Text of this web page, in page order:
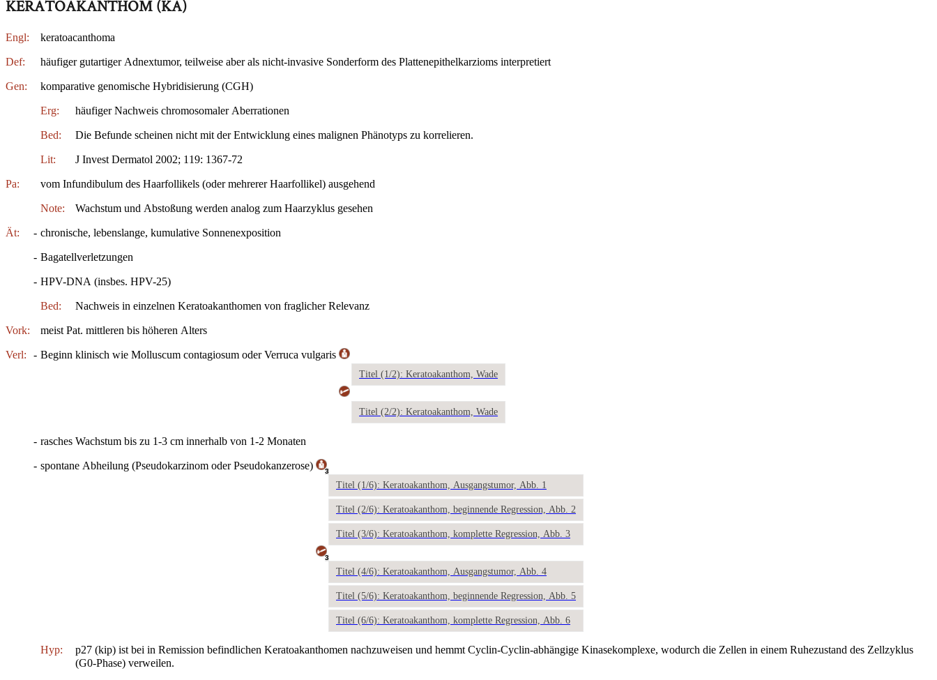
KERATOAKANTHOM (KA)
Engl: keratoacanthoma
Def: häufiger gutartiger Adnextumor, teilweise aber als nicht-invasive Sonderform des Plattenepithelkarzioms interpretiert
Gen: komparative genomische Hybridisierung (CGH)
Erg: häufiger Nachweis chromosomaler Aberrationen
Bed: Die Befunde scheinen nicht mit der Entwicklung eines malignen Phänotyps zu korrelieren.
Lit: J Invest Dermatol 2002; 119: 1367-72
Pa: vom Infundibulum des Haarfollikels (oder mehrerer Haarfollikel) ausgehend
Note: Wachstum und Abstoßung werden analog zum Haarzyklus gesehen
Ät: - chronische, lebenslange, kumulative Sonnenexposition
- Bagatellverletzungen
- HPV-DNA (insbes. HPV-25)
Bed: Nachweis in einzelnen Keratoakanthomen von fraglicher Relevanz
Vork: meist Pat. mittleren bis höheren Alters
Verl: - Beginn klinisch wie Molluscum contagiosum oder Verruca vulgaris
Titel (1/2): Keratoakanthom, Wade
Titel (2/2): Keratoakanthom, Wade
- rasches Wachstum bis zu 1-3 cm innerhalb von 1-2 Monaten
- spontane Abheilung (Pseudokarzinom oder Pseudokanzerose) 3
Titel (1/6): Keratoakanthom, Ausgangstumor, Abb. 1
Titel (2/6): Keratoakanthom, beginnende Regression, Abb. 2
Titel (3/6): Keratoakanthom, komplette Regression, Abb. 3
3
Titel (4/6): Keratoakanthom, Ausgangstumor, Abb. 4
Titel (5/6): Keratoakanthom, beginnende Regression, Abb. 5
Titel (6/6): Keratoakanthom, komplette Regression, Abb. 6
Hyp:
p27 (kip) ist bei in Remission befindlichen Keratoakanthomen nachzuweisen und hemmt Cyclin-Cyclin-abhängige Kinasekomplexe, wodurch die Zellen in einem Ruhezustand des Zellzyklus
(G0-Phase) verweilen.